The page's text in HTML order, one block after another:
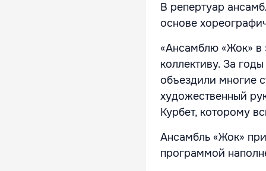
В репертуар
основе
«Ансамблю «Жок» в
коллективу. За
объездили многие
художественный
Курбет, которому
Ансамбль «Жок»
программой